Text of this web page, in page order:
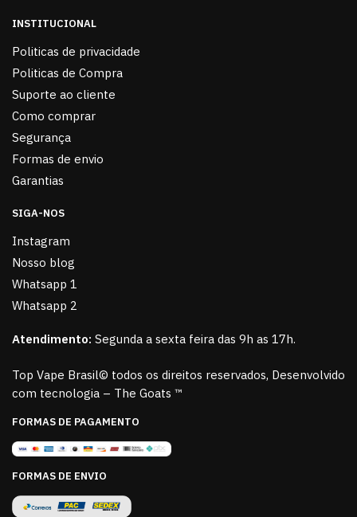
INSTITUCIONAL
Politicas de privacidade
Politicas de Compra
Suporte ao cliente
Como comprar
Segurança
Formas de envio
Garantias
SIGA-NOS
Instagram
Nosso blog
Whatsapp 1
Whatsapp 2
Atendimento: Segunda a sexta feira das 9h as 17h.
Top Vape Brasil© todos os direitos reservados, Desenvolvido
com tecnologia – The Goats ™
FORMAS DE PAGAMENTO
FORMAS DE ENVIO